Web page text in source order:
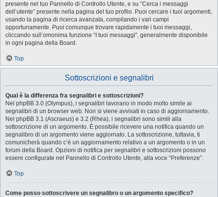
presente nel tuo Pannello di Controllo Utente, e su “Cerca i messaggi
dell’utente” presente nella pagina del tuo profilo. Puoi cercare i tuoi argomenti,
usando la pagina di ricerca avanzata, compilando i vari campi
opportunamente. Puoi comunque trovare rapidamente i tuoi messaggi,
cliccando sull’omonima funzione “I tuoi messaggi”, generalmente disponibile
in ogni pagina della Board.
Top
Sottoscrizioni e segnalibri
Qual è la differenza fra segnalibri e sottoscrizioni?
Nel phpBB 3.0 (Olympus), i segnalibri lavorano in modo molto simile ai
segnalibri di un browser web. Non si viene avvisati in caso di aggiornamento.
Nel phpBB 3.1 (Ascraeus) e 3.2 (Rhea), i segnalibri sono simili alla
sottoscrizione di un argomento. È possibile ricevere una notifica quando un
segnalibro di un argomento viene aggiornato. La sottoscrizione, tuttavia, ti
comunicherà quando c’è un aggiornamento relativo a un argomento o in un
forum della Board. Opzioni di notifica per segnalibri e sottoscrizioni possono
essere configurate nel Pannello di Controllo Utente, alla voce “Preferenze”.
Top
Come posso sottoscrivere un segnalibro o un argomento specifico?